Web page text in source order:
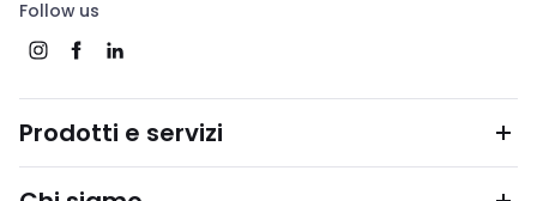
Follow us
Prodotti e servizi